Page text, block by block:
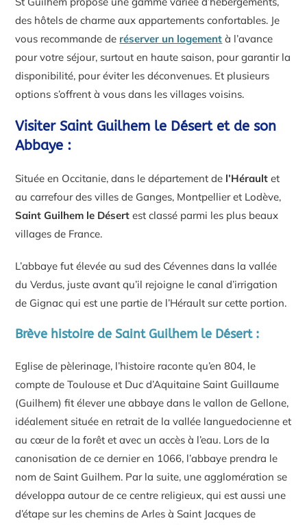
des hôtels de charme aux appartements confortables. Je
vous recommande de réserver un logement à l’avance
pour votre séjour, surtout en haute saison, pour garantir la
disponibilité, pour éviter les déconvenues. Et plusieurs
options s’offrent à vous dans les villages voisins.
Visiter Saint Guilhem le Désert et de son
Abbaye :
Située en Occitanie, dans le département de l’Hérault et
au carrefour des villes de Ganges, Montpellier et Lodève,
Saint Guilhem le Désert est classé parmi les plus beaux
villages de France.
L’abbaye fut élevée au sud des Cévennes dans la vallée
du Verdus, juste avant qu’il rejoigne le canal d’irrigation
de Gignac qui est une partie de l’Hérault sur cette portion.
Brève histoire de Saint Guilhem le Désert :
Eglise de pèlerinage, l’histoire raconte qu’en 804, le
compte de Toulouse et Duc d’Aquitaine Saint Guillaume
(Guilhem) fit élever une abbaye dans le vallon de Gellone,
idéalement située en retrait de la vallée languedocienne et
au cœur de la forêt et avec un accès à l’eau. Lors de la
canonisation de ce dernier en 1066, l’abbaye prendra le
nom de Saint Guilhem. Par la suite, une agglomération se
développa autour de ce centre religieux, qui est aussi une
d’étape sur les chemins de Arles à Saint Jacques de